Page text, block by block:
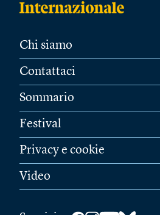
Chi siamo
Contattaci
Sommario
Festival
Privacy e cookie
Video